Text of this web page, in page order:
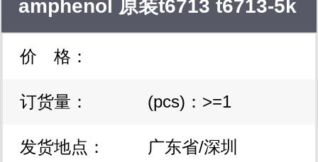
amphenol 原装t6713 t6713-5k
空气质量传感器 co2 快速发货
价 格：
订货量： (pcs)：>=1
发货地点： 广东省/深圳